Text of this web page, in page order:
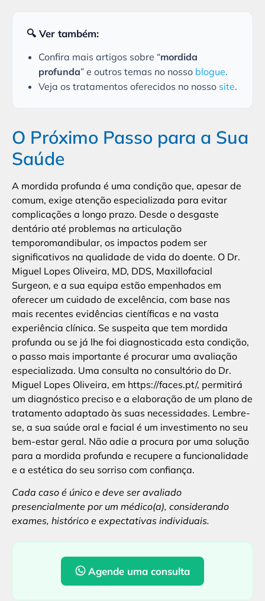
🔍 Ver também:
Confira mais artigos sobre “mordida
profunda” e outros temas no nosso blogue.
Veja os tratamentos oferecidos no nosso site.
O Próximo Passo para a Sua
Saúde
A mordida profunda é uma condição que, apesar de
comum, exige atenção especializada para evitar
complicações a longo prazo. Desde o desgaste
dentário até problemas na articulação
temporomandibular, os impactos podem ser
significativos na qualidade de vida do doente. O Dr.
Miguel Lopes Oliveira, MD, DDS, Maxillofacial
Surgeon, e a sua equipa estão empenhados em
oferecer um cuidado de excelência, com base nas
mais recentes evidências científicas e na vasta
experiência clínica. Se suspeita que tem mordida
profunda ou se já lhe foi diagnosticada esta condição,
o passo mais importante é procurar uma avaliação
especializada. Uma consulta no consultório do Dr.
Miguel Lopes Oliveira, em https://faces.pt/, permitirá
um diagnóstico preciso e a elaboração de um plano de
tratamento adaptado às suas necessidades. Lembre-
se, a sua saúde oral e facial é um investimento no seu
bem-estar geral. Não adie a procura por uma solução
para a mordida profunda e recupere a funcionalidade
e a estética do seu sorriso com confiança.
Cada caso é único e deve ser avaliado
presencialmente por um médico(a), considerando
exames, histórico e expectativas individuais.
Agende uma consulta